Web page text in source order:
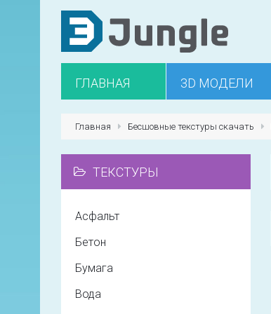
ГЛАВНАЯ 3D МОДЕЛИ
Главная Бесшовные текстуры скачать
ТЕКСТУРЫ
Асфальт
Бетон
Бумага
Вода